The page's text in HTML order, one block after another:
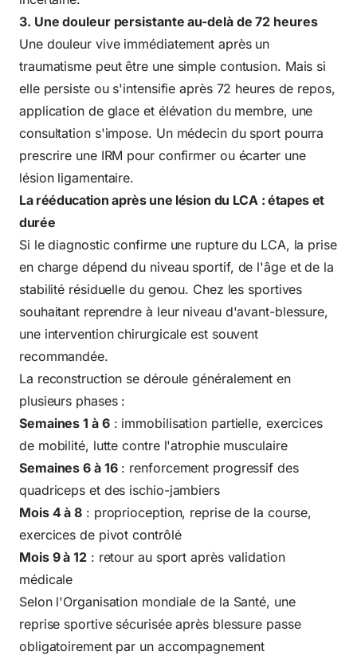
3. Une douleur persistante au-delà de 72 heures
Une douleur vive immédiatement après un
traumatisme peut être une simple contusion. Mais si
elle persiste ou s'intensifie après 72 heures de repos,
application de glace et élévation du membre, une
consultation s'impose. Un médecin du sport pourra
prescrire une IRM pour confirmer ou écarter une
lésion ligamentaire.
La rééducation après une lésion du LCA : étapes et
durée
Si le diagnostic confirme une rupture du LCA, la prise
en charge dépend du niveau sportif, de l'âge et de la
stabilité résiduelle du genou. Chez les sportives
souhaitant reprendre à leur niveau d'avant-blessure,
une intervention chirurgicale est souvent
recommandée.
La reconstruction se déroule généralement en
plusieurs phases :
Semaines 1 à 6: immobilisation partielle, exercices
de mobilité, lutte contre l'atrophie musculaire
Semaines 6 à 16: renforcement progressif des
quadriceps et des ischio-jambiers
Mois 4 à 8 : proprioception, reprise de la course,
exercices de pivot contrôlé
Mois 9 à 12: retour au sport après validation
médicale
Selon l'Organisation mondiale de la Santé, une
reprise sportive sécurisée après blessure passe
obligatoirement par un accompagnement